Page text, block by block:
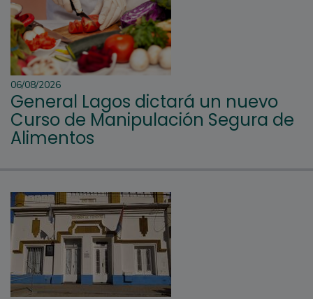
06/08/2026
General Lagos dictará un nuevo
Curso de Manipulación Segura de
Alimentos